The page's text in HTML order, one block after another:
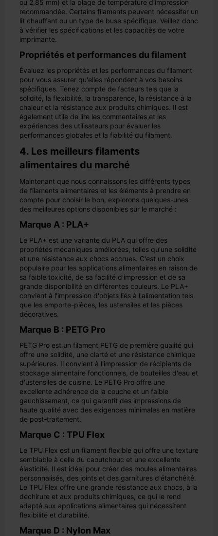
ou 2,85 mm) et la plage de température d'impression
recommandée. Certains filaments peuvent nécessiter un
lit chauffant ou un type de buse spécifique. Veillez donc
à vérifier les spécifications et les capacités de votre
imprimante.
Propriétés et performances du filament
Évaluez les propriétés et les performances du filament
pour vous assurer qu'elles répondent à vos besoins
spécifiques. Tenez compte de facteurs tels que la
solidité, la flexibilité, la transparence, la résistance à la
chaleur et la résistance aux produits chimiques. Il est
également utile de lire les commentaires et les
expériences des utilisateurs pour évaluer les
performances globales et la fiabilité du filament.
4. Les meilleurs filaments
alimentaires du marché
Maintenant que nous connaissons les différents types
de filaments alimentaires et les éléments à prendre en
compte pour choisir le bon, explorons quelques-unes
des meilleures options disponibles sur le marché :
Marque A : PLA+
Le PLA+ est une variante du PLA qui offre des
propriétés mécaniques améliorées, telles qu'une solidité
et une résistance aux chocs accrues. C'est un choix
populaire pour les applications alimentaires en raison de
sa faible toxicité, de sa facilité d'impression et de sa
grande disponibilité en différentes couleurs. Le PLA+
convient à l'impression d'objets liés à l'alimentation tels
que les emporte-pièces, les ustensiles et les pièces
décoratives.
Marque B : PETG Pro
PETG Pro est un filament PETG de première qualité qui
offre une solidité, une clarté et une résistance chimique
supérieures. Il convient à l'impression de récipients de
stockage alimentaire fonctionnels, de bouteilles d'eau et
d'ustensiles de cuisine. Le PETG Pro offre une
excellente adhérence de la couche et un faible
gauchissement, ce qui garantit des impressions de
haute qualité avec des exigences minimales en matière
de post-traitement.
Marque C : TPU Flex
Le TPU Flex est un filament flexible qui offre une texture
semblable à celle du caoutchouc et une excellente
élasticité. Il est idéal pour créer des moules alimentaires
personnalisés, des joints et des garnitures d'étanchéité.
Le TPU Flex offre une grande résistance aux chocs, à la
déchirure et aux produits chimiques, ce qui le rend
adapté aux applications alimentaires qui nécessitent
flexibilité et durabilité.
Marque D : Nylon Max